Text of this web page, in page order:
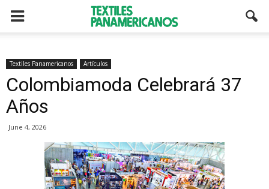
Textiles Panamericanos Artículos
Colombiamoda Celebrará 37
Años
June 4, 2026